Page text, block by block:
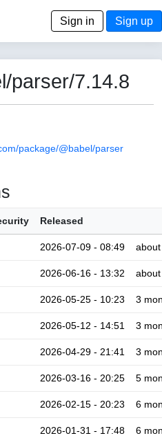
Sign in Sign up
parser/7.14.8
package/@babel/parser
Released
2026-07-09 - 08:49
2026-06-16 - 13:32
2026-05-25 - 10:23 3
2026-05-12 - 14:51 3
2026-04-29 - 21:41 3
2026-03-16 - 20:25 5
2026-02-15 - 20:23 6
2026-01-31 - 17:48 6